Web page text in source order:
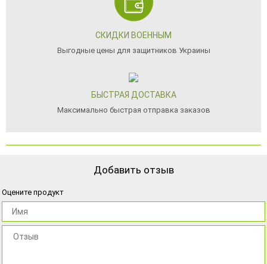
СКИДКИ ВОЕННЫМ
Выгодные цены для защитников Украины
БЫСТРАЯ ДОСТАВКА
Максимально быстрая отправка заказов
Добавить отзыв
Оцените продукт